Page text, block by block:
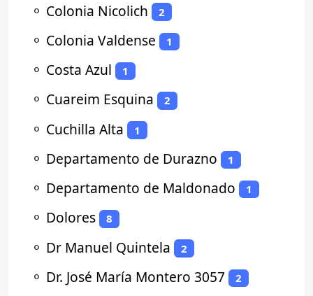
⚬ Colonia Nicolich 2
⚬ Colonia Valdense 1
⚬ Costa Azul 1
⚬ Cuareim Esquina 2
⚬ Cuchilla Alta 1
⚬ Departamento de Durazno 1
⚬ Departamento de Maldonado 1
⚬ Dolores 8
⚬ Dr Manuel Quintela 2
⚬ Dr. José María Montero 3057 2